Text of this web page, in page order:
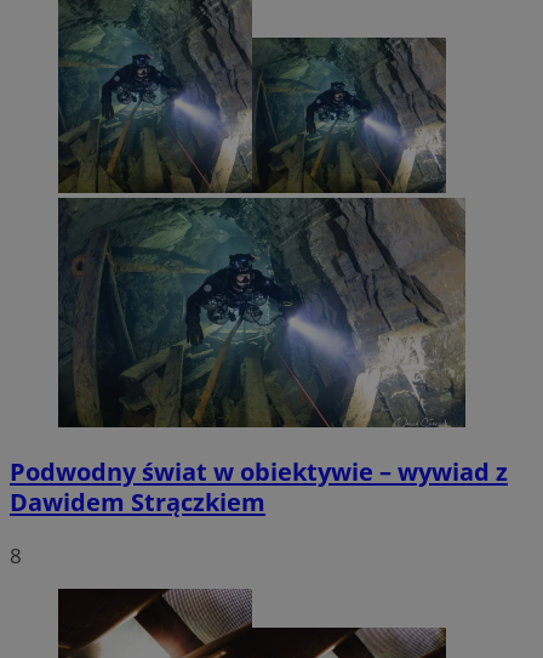
Podwodny świat w obiektywie – wywiad z
Dawidem Strączkiem
8